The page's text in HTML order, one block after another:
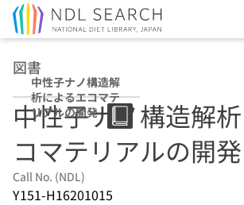
図書
中性子ナノ構造解
析によるエコマテ
リアルの開発
中性子ナノ構造解
コマテリアルの開発
Call No. (NDL)
Y151-H16201015